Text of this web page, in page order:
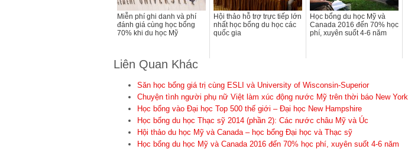
Miễn phí ghi danh và phí
đánh giá cùng học bổng
70% khi du học Mỹ
Hội thảo hỗ trợ trực tiếp lớn
nhất học bổng du học các
quốc gia
Học bổng du học Mỹ và
Canada 2016 đến 70% học
phí, xuyên suốt 4-6 năm
Liên Quan Khác
Săn học bổng giá trị cùng ESLI và University of Wisconsin-Superior
Chuyện tình người phụ nữ Việt làm xúc động nước Mỹ trên thời báo New York
Học bổng vào Đại học Top 500 thế giới – Đại học New Hampshire
Học bổng du học Thạc sỹ 2014 (phần 2): Các nước châu Mỹ và Úc
Hội thảo du học Mỹ và Canada – học bổng Đại học và Thạc sỹ
Học bổng du học Mỹ và Canada 2016 đến 70% học phí, xuyên suốt 4-6 năm